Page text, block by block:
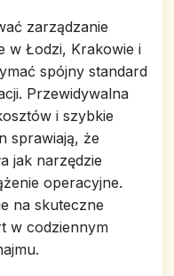
zarządzanie
w Łodzi, Krakowie i
spójny standard
Przewidywalna
i szybkie
sprawiają, że
jak narzędzie
operacyjne.
na skuteczne
w codziennym